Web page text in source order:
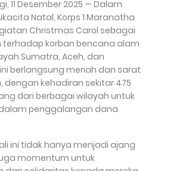
11 Desember 2025 — Dalam
Natal, Korps 1 Maranatha
Christmas Carol sebagai
terhadap korban bencana alam
Sumatra, Aceh, dan
berlangsung meriah dan sarat
dengan kehadiran sekitar 475
dari berbagai wilayah untuk
penggalangan dana
ini tidak hanya menjadi ajang
momentum untuk